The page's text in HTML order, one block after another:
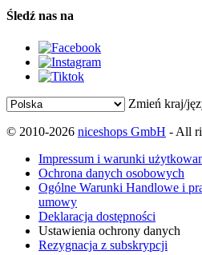
Śledź nas na
Zmień kraj/
© 2010-2026 niceshops GmbH - All
Impressum i warunki
Ochrona danych osobowych
Ogólne Warunki Handlowe i
umowy
Deklaracja dostępności
Ustawienia ochrony danych
Rezygnacja z subskrypcji